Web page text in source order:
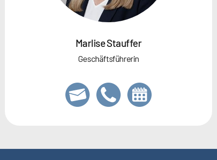
Marlise Stauffer
Geschäftsführerin